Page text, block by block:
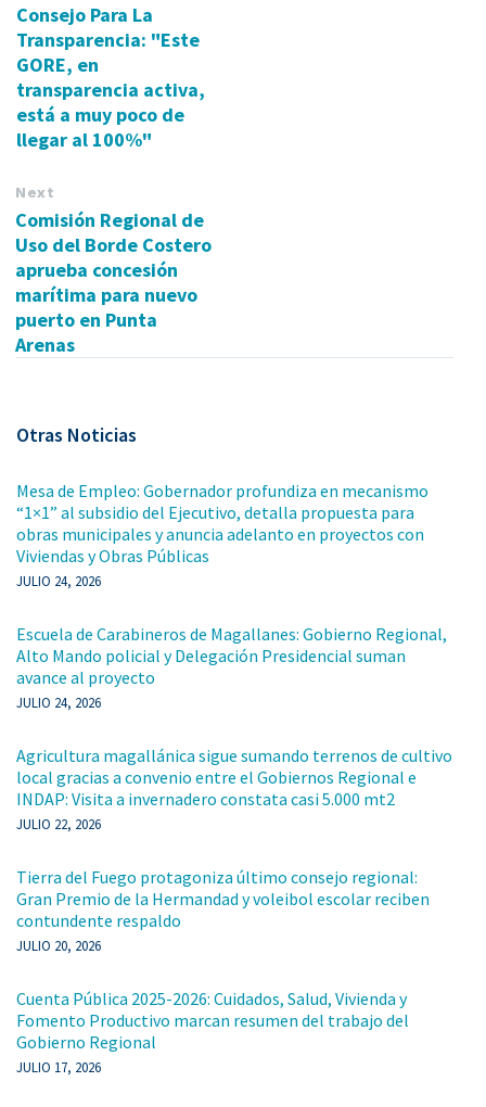
Consejo Para La
Transparencia: "Este
GORE, en
transparencia activa,
está a muy poco de
llegar al 100%"
Next
Comisión Regional de
Uso del Borde Costero
aprueba concesión
marítima para nuevo
puerto en Punta
Arenas
Otras Noticias
Mesa de Empleo: Gobernador profundiza en mecanismo
“1×1” al subsidio del Ejecutivo, detalla propuesta para
obras municipales y anuncia adelanto en proyectos con
Viviendas y Obras Públicas
JULIO 24, 2026
Escuela de Carabineros de Magallanes: Gobierno Regional,
Alto Mando policial y Delegación Presidencial suman
avance al proyecto
JULIO 24, 2026
Agricultura magallánica sigue sumando terrenos de cultivo
local gracias a convenio entre el Gobiernos Regional e
INDAP: Visita a invernadero constata casi 5.000 mt2
JULIO 22, 2026
Tierra del Fuego protagoniza último consejo regional:
Gran Premio de la Hermandad y voleibol escolar reciben
contundente respaldo
JULIO 20, 2026
Cuenta Pública 2025-2026: Cuidados, Salud, Vivienda y
Fomento Productivo marcan resumen del trabajo del
Gobierno Regional
JULIO 17, 2026